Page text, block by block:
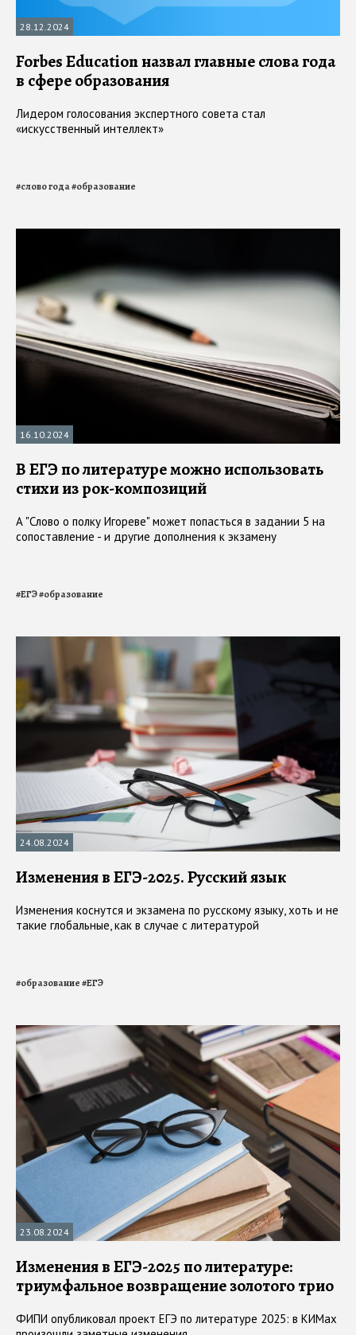
28.12.2024
Forbes Education назвал главные слова года
в сфере образования
Лидером голосования экспертного совета стал
«искусственный интеллект»
#слово года#образование
16.10.2024
В ЕГЭ по литературе можно использовать
стихи из рок-композиций
А "Слово о полку Игореве" может попасться в задании 5 на
сопоставление - и другие дополнения к экзамену
#ЕГЭ#образование
24.08.2024
Изменения в ЕГЭ-2025. Русский язык
Изменения коснутся и экзамена по русскому языку, хоть и не
такие глобальные, как в случае с литературой
#образование#ЕГЭ
23.08.2024
Изменения в ЕГЭ-2025 по литературе:
триумфальное возвращение золотого трио
ФИПИ опубликовал проект ЕГЭ по литературе 2025: в КИМах